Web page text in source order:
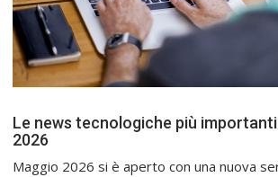
Le news tecnologiche più
2026
Maggio 2026 si è aperto con una nuova